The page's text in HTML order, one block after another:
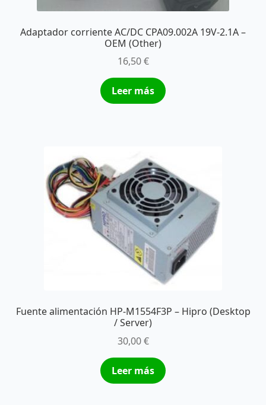
Adaptador corriente AC/DC CPA09.002A 19V-2.1A –
OEM (Other)
16,50€
Leer más
Fuente alimentación HP-M1554F3P – Hipro (Desktop
/ Server)
30,00€
Leer más